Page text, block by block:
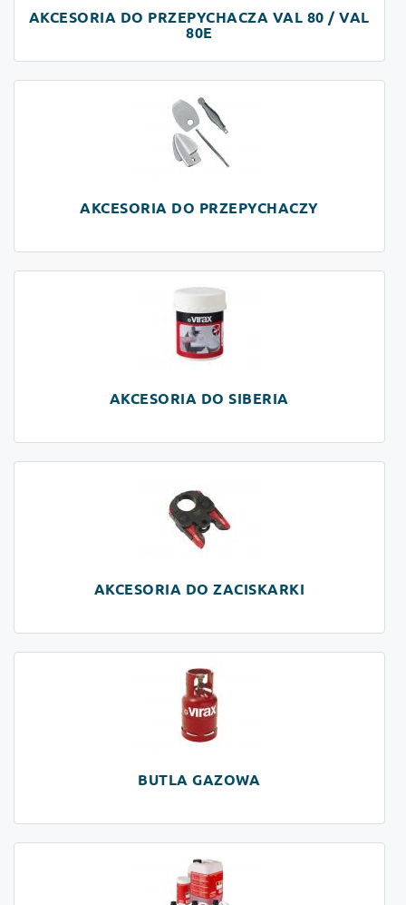
AKCESORIA DO PRZEPYCHACZA VAL 80 / VAL
80E
AKCESORIA DO PRZEPYCHACZY
AKCESORIA DO SIBERIA
AKCESORIA DO ZACISKARKI
BUTLA GAZOWA